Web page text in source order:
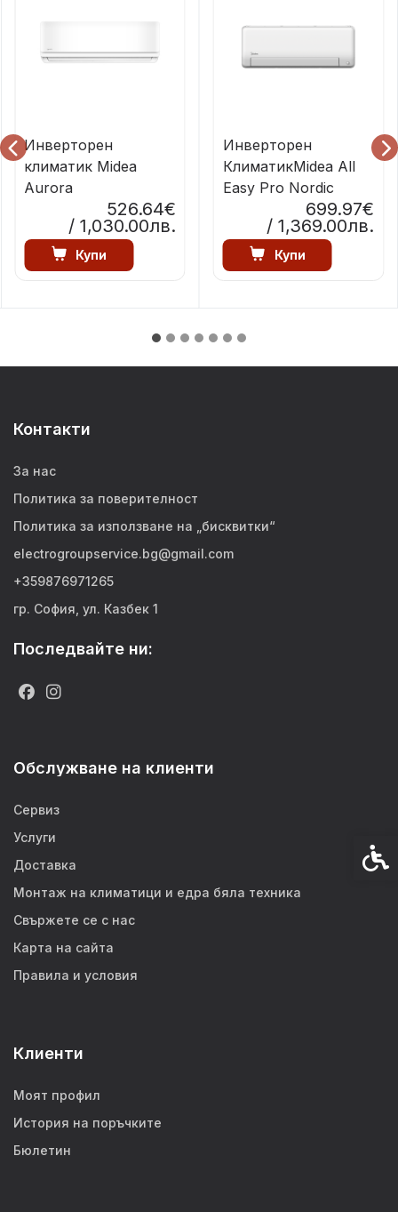
526.64€
/ 1,030.00лв.
Инверторен
климатик Midea
Aurora
Купи
699.97€
/ 1,369.00лв.
Инверторен
КлиматикMidea All
Easy Pro Nordic
Купи
Контакти
За нас
Политика за поверителност
Политика за използване на „бисквитки“
electrogroupservice.bg@gmail.com
+359876971265
гр. София, ул. Казбек 1
Последвайте ни:
Обслужване на клиенти
Сервиз
Услуги
Доставка
Монтаж на климатици и едра бяла техника
Свържете се с нас
Карта на сайта
Правила и условия
Клиенти
Моят профил
История на поръчките
Бюлетин